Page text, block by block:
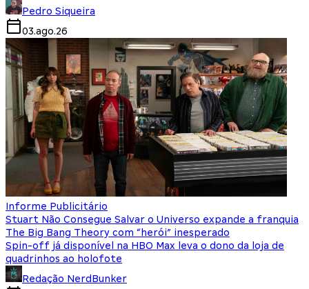
Pedro Siqueira
03.ago.26
Informe Publicitário
Stuart Não Consegue Salvar o Universo expande a franquia
The Big Bang Theory com “herói” inesperado
Spin-off já disponível na HBO Max leva o dono da loja de
quadrinhos ao holofote
Redação NerdBunker